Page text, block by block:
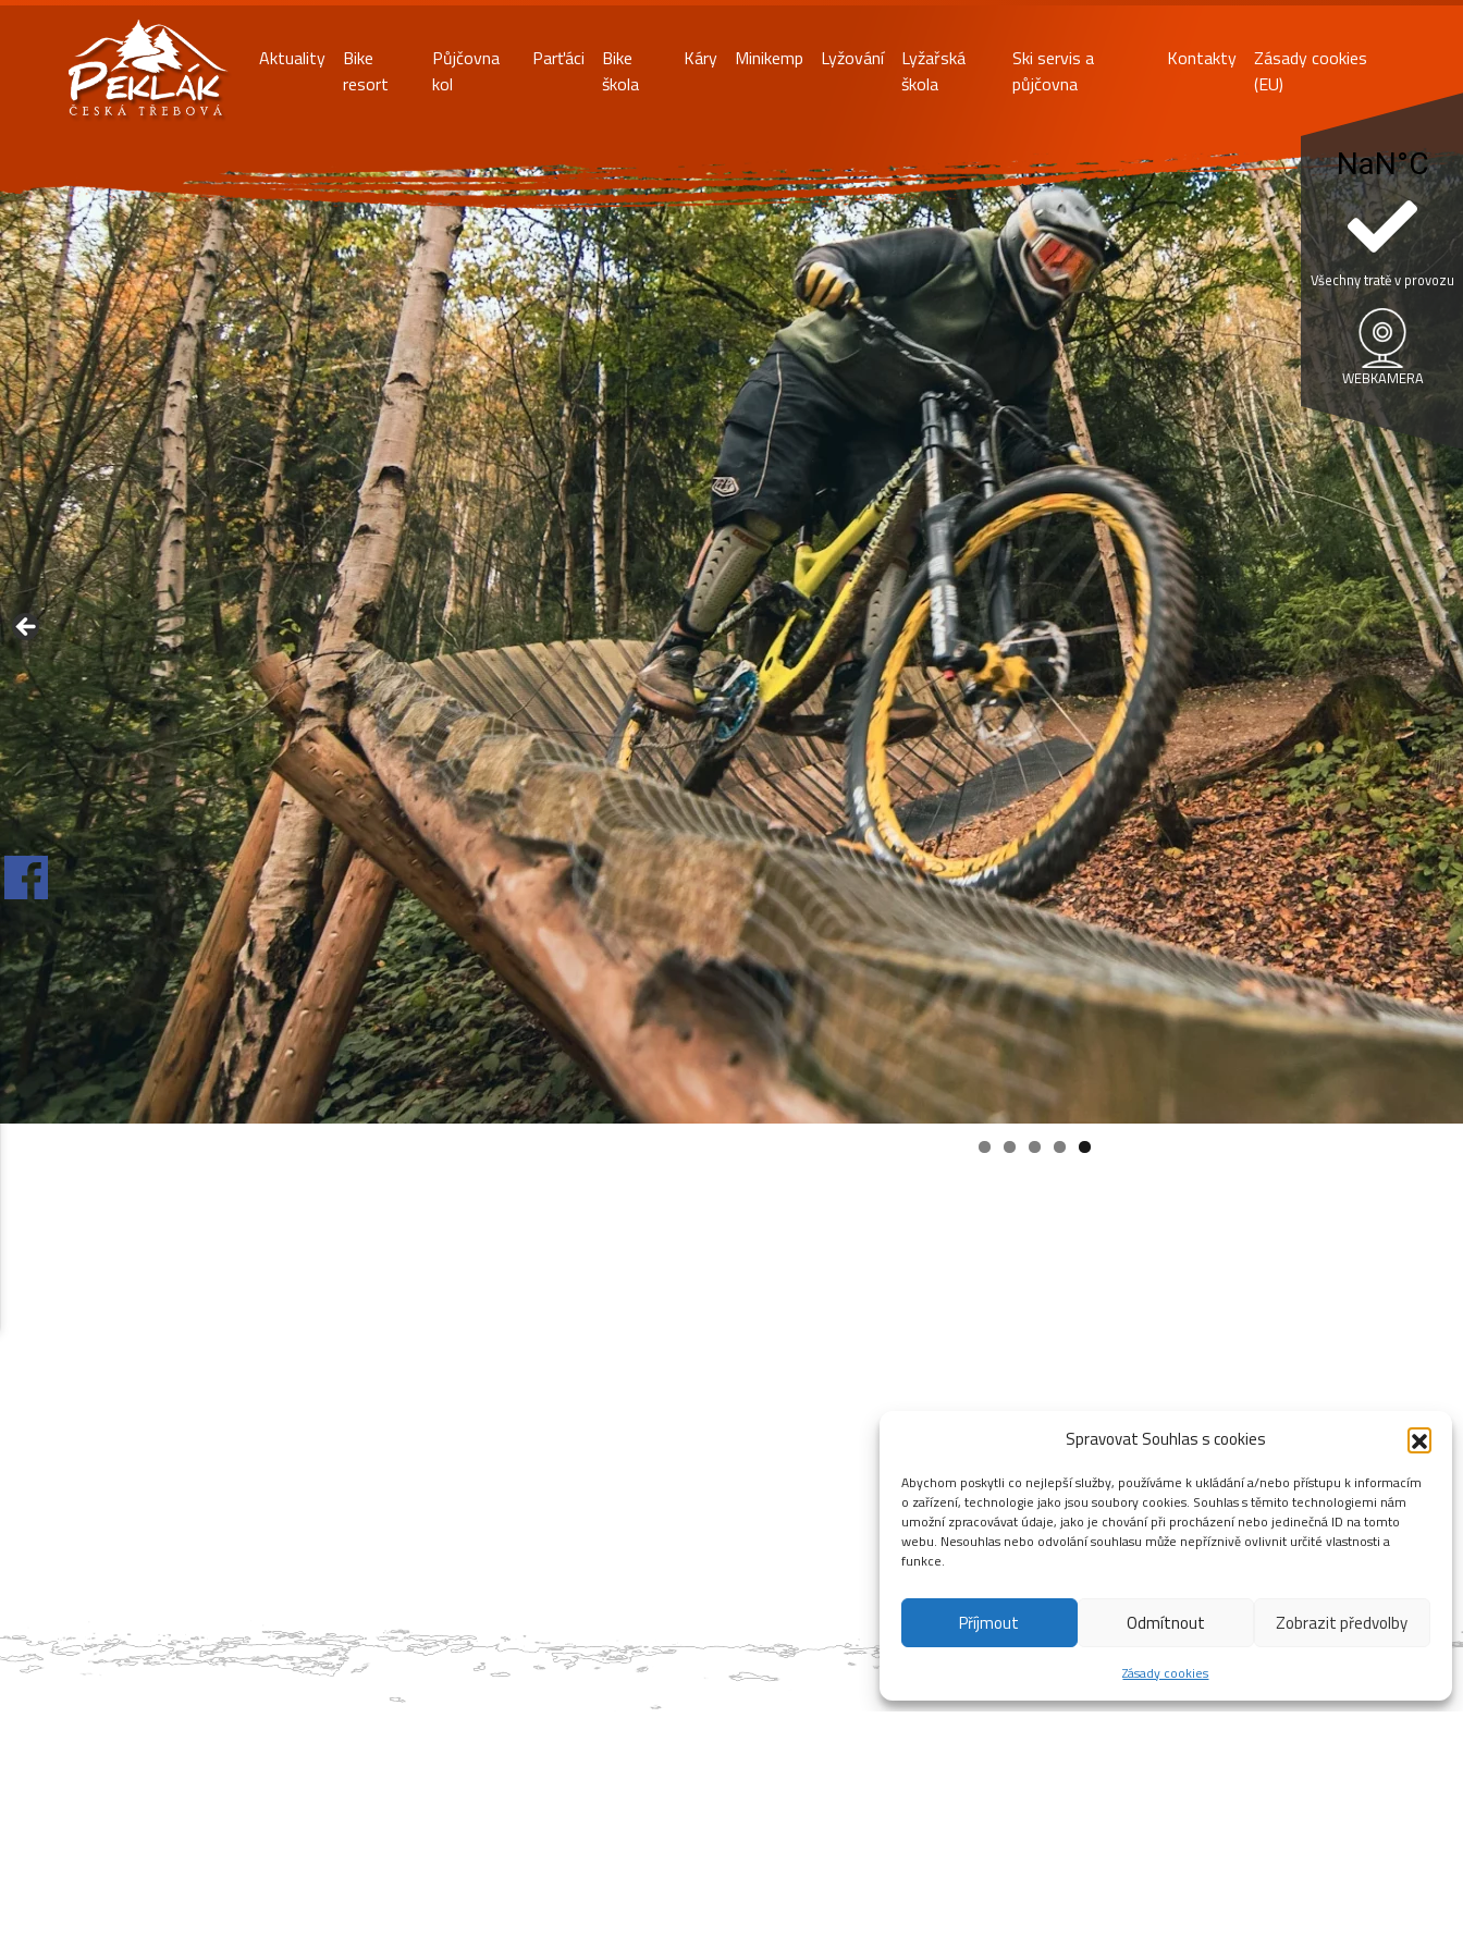
Spravovat Souhlas s cookies
Abychom poskytli co nejlepší služby, používáme k ukládání a/nebo přístupu k informacím
o zařízení, technologie jako jsou soubory cookies. Souhlas s těmito technologiemi nám
umožní zpracovávat údaje, jako je chování při procházení nebo jedinečná ID na tomto
webu. Nesouhlas nebo odvolání souhlasu může nepříznivě ovlivnit určité vlastnosti a
funkce.
Příjmout Odmítnout Zobrazit předvolby
Zásady cookies
Aktuality
Bike
resort
Půjčovna
kol
Parťáci
Bike
škola
Káry Minikemp Lyžování
Lyžařská
škola
Ski servis a
půjčovna
Kontakty
Zásady cookies
(EU)
Všechny tratě v provozu
WEBKAMERA